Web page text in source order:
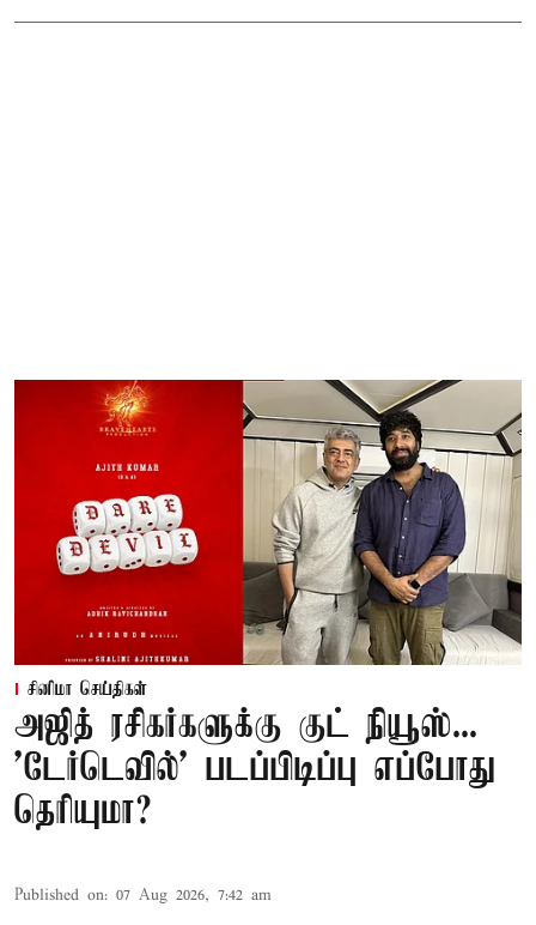
சினிமா செய்திகள்
அஜித் ரசிகர்களுக்கு குட் நியூஸ்...
'டேர்டெவில்' படப்பிடிப்பு எப்போது
தெரியுமா?
Published on: 07 Aug 2026, 7:42 am